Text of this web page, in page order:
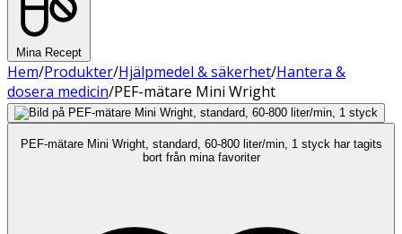
Mina Recept
Hem/Produkter/Hjälpmedel & säkerhet/Hantera &
dosera medicin/PEF-mätare Mini Wright
PEF-mätare Mini Wright, standard, 60-800 liter/min, 1 styck har tagits
bort från mina favoriter